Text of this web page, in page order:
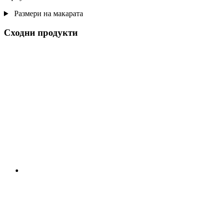
Размери на макарата
Сходни продукти